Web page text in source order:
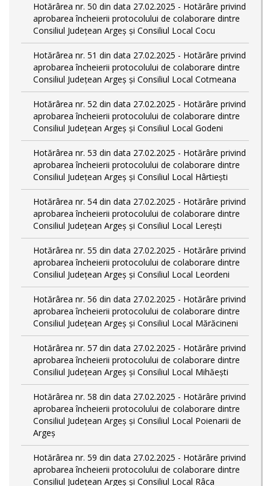
Hotărârea nr. 50 din data 27.02.2025 - Hotărâre privind
aprobarea încheierii protocolului de colaborare dintre
Consiliul Județean Argeș și Consiliul Local Cocu
Hotărârea nr. 51 din data 27.02.2025 - Hotărâre privind
aprobarea încheierii protocolului de colaborare dintre
Consiliul Județean Argeș și Consiliul Local Cotmeana
Hotărârea nr. 52 din data 27.02.2025 - Hotărâre privind
aprobarea încheierii protocolului de colaborare dintre
Consiliul Județean Argeș și Consiliul Local Godeni
Hotărârea nr. 53 din data 27.02.2025 - Hotărâre privind
aprobarea încheierii protocolului de colaborare dintre
Consiliul Județean Argeș și Consiliul Local Hârtiești
Hotărârea nr. 54 din data 27.02.2025 - Hotărâre privind
aprobarea încheierii protocolului de colaborare dintre
Consiliul Județean Argeș și Consiliul Local Lerești
Hotărârea nr. 55 din data 27.02.2025 - Hotărâre privind
aprobarea încheierii protocolului de colaborare dintre
Consiliul Județean Argeș și Consiliul Local Leordeni
Hotărârea nr. 56 din data 27.02.2025 - Hotărâre privind
aprobarea încheierii protocolului de colaborare dintre
Consiliul Județean Argeș și Consiliul Local Mărăcineni
Hotărârea nr. 57 din data 27.02.2025 - Hotărâre privind
aprobarea încheierii protocolului de colaborare dintre
Consiliul Județean Argeș și Consiliul Local Mihăești
Hotărârea nr. 58 din data 27.02.2025 - Hotărâre privind
aprobarea încheierii protocolului de colaborare dintre
Consiliul Județean Argeș și Consiliul Local Poienarii de
Argeș
Hotărârea nr. 59 din data 27.02.2025 - Hotărâre privind
aprobarea încheierii protocolului de colaborare dintre
Consiliul Județean Argeș și Consiliul Local Râca